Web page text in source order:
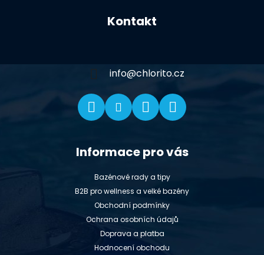
Kontakt
info@chlorito.cz
Informace pro vás
Bazénové rady a tipy
B2B pro wellness a velké bazény
Obchodní podmínky
Ochrana osobních údajů
Doprava a platba
Hodnocení obchodu